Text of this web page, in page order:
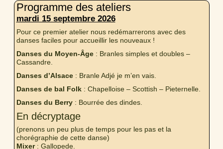
Programme des ateliers
mardi 15 septembre 2026
Pour ce premier atelier nous redémarrerons avec des
danses faciles pour accueillir les nouveaux !
Danses du Moyen-Âge: Branles simples et doubles –
Cassandre.
Danses d’Alsace: Branle Adjé je m’en vais.
Danses de bal Folk: Chapelloise – Scottish – Pieternelle.
Danses du Berry: Bourrée des dindes.
En décryptage
(prenons un peu plus de temps pour les pas et la
chorégraphie de cette danse)
Mixer: Gallopede.